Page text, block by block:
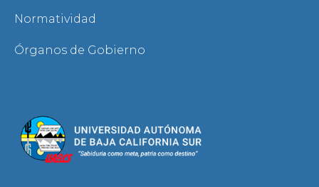
Normatividad
Órganos de Gobierno